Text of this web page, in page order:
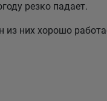
резко падает.
них хорошо